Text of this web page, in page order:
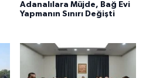
Adanalılara Müjde, Bağ Evi
Yapmanın Sınırı Değişti